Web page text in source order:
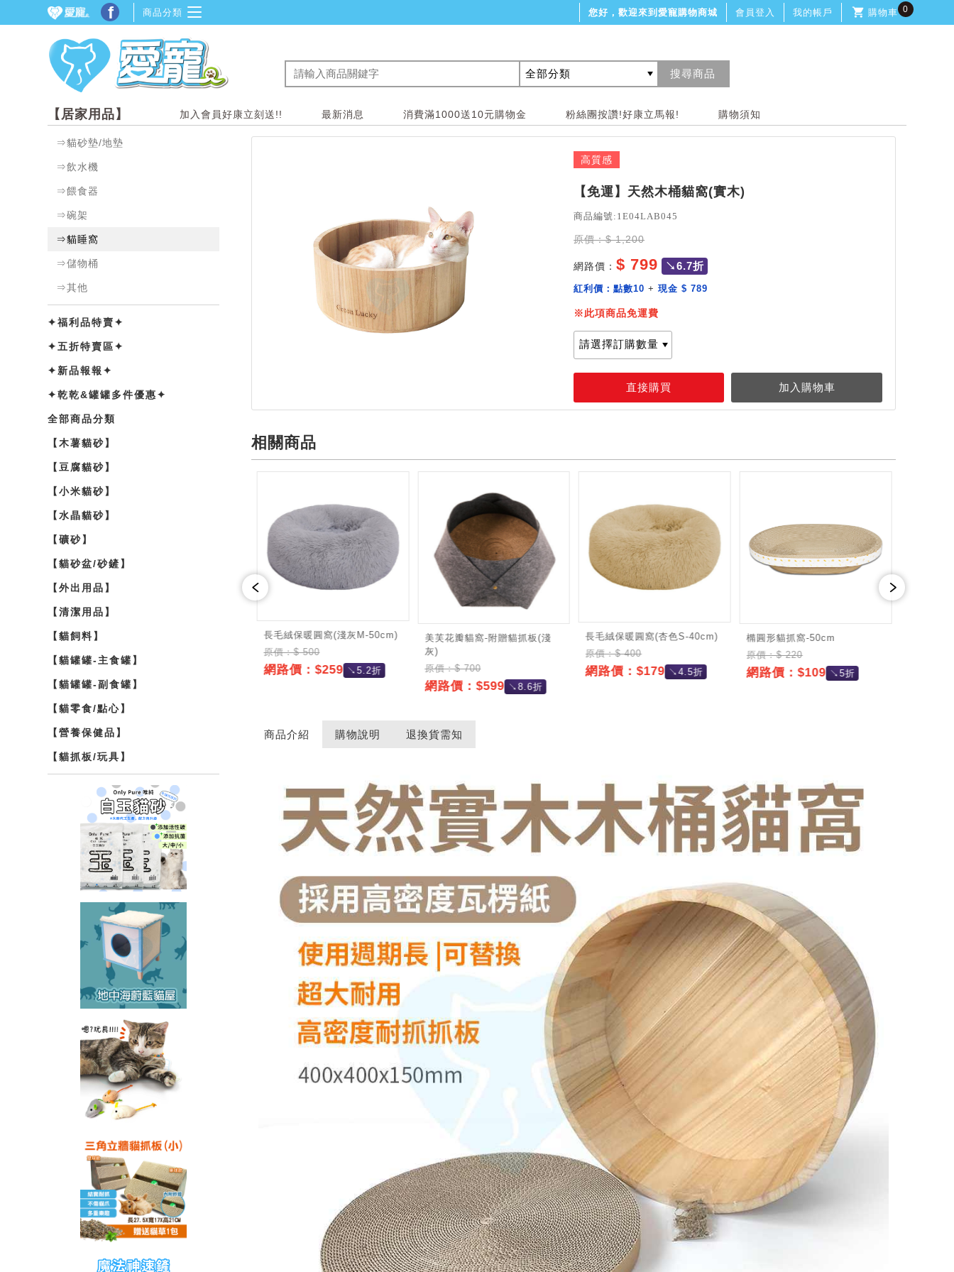
f 商品分類 您好，歡迎來到愛寵購物商城 會員登入 我的帳戶 購物車 0
【居家用品】 加入會員好康立刻送!! 最新消息 消費滿1000送10元購物金 粉絲團按讚!好康立馬報! 購物須知
⇒貓砂墊/地墊
⇒飲水機
⇒餵食器
⇒碗架
⇒貓睡窩
⇒儲物桶
⇒其他
✦福利品特賣✦
✦五折特賣區✦
✦新品報報✦
✦乾乾&罐罐多件優惠✦
全部商品分類
【木薯貓砂】
【豆腐貓砂】
【小米貓砂】
【水晶貓砂】
【礦砂】
【貓砂盆/砂鏟】
【外出用品】
【清潔用品】
【貓飼料】
【貓罐罐-主食罐】
【貓罐罐-副食罐】
【貓零食/點心】
【營養保健品】
【貓抓板/玩具】
高質感
【免運】天然木桶貓窩(實木)
商品編號:1E04LAB045
原價：$ 1,200
網路價：$ 799 ↘6.7折
紅利價：點數10 +現金 $ 789
※此項商品免運費
相關商品
(杏色L-60cm)
原價：$ 600
長毛絨保暖圓窩(淺灰M-50cm)
原價：$ 500
網路價：$259 ↘5.2折
美芙花瓣貓窩-附贈貓抓板(淺
灰)
原價：$ 700
網路價：$599 ↘8.6折
長毛絨保暖圓窩(杏色S-40cm)
原價：$ 400
網路價：$179 ↘4.5折
橢圓形貓抓窩-50cm
原價：$ 220
網路價：$109 ↘5折
商品介紹 購物說明 退換貨需知
商品介紹